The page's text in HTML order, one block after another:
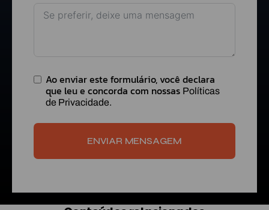
Ao enviar este formulário, você declara
que leu e concorda com nossas Políticas
de Privacidade.
ENVIAR MENSAGEM